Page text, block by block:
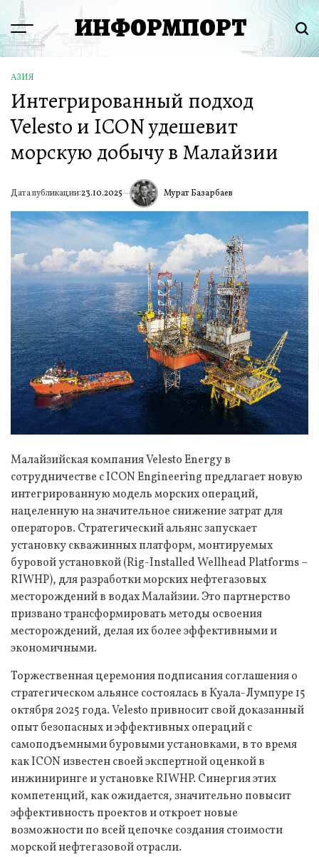
Перейти
содержимому
Menu ИНФОРМПОРТ
ОПУБЛИКОВАНО
В
АЗИЯ
Интегрированный подход
Velesto и ICON удешевит
морскую добычу в Малайзии
Дата публикации:23.10.2025 ИА Мурат Базарбаев
Малайзийская компания Velesto Energy в
сотрудничестве с ICON Engineering предлагает новую
интегрированную модель морских операций,
нацеленную на значительное снижение затрат для
операторов. Стратегический альянс запускает
установку скважинных платформ, монтируемых
буровой установкой (Rig-Installed Wellhead Platforms –
RIWHP), для разработки морских нефтегазовых
месторождений в водах Малайзии. Это партнерство
призвано трансформировать методы освоения
месторождений, делая их более эффективными и
экономичными.
Торжественная церемония подписания соглашения о
стратегическом альянсе состоялась в Куала-Лумпуре 15
октября 2025 года. Velesto привносит свой доказанный
опыт безопасных и эффективных операций с
самоподъемными буровыми установками, в то время
как ICON известен своей экспертной оценкой в
инжиниринге и установке RIWHP. Синергия этих
компетенций, как ожидается, значительно повысит
эффективность проектов и откроет новые
возможности по всей цепочке создания стоимости
морской нефтегазовой отрасли.